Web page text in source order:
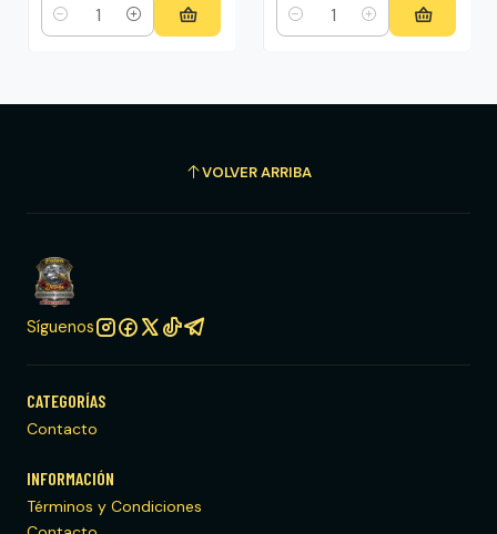
Cantidad Cantidad
VOLVER ARRIBA
Síguenos
CATEGORÍAS
Contacto
INFORMACIÓN
Términos y Condiciones